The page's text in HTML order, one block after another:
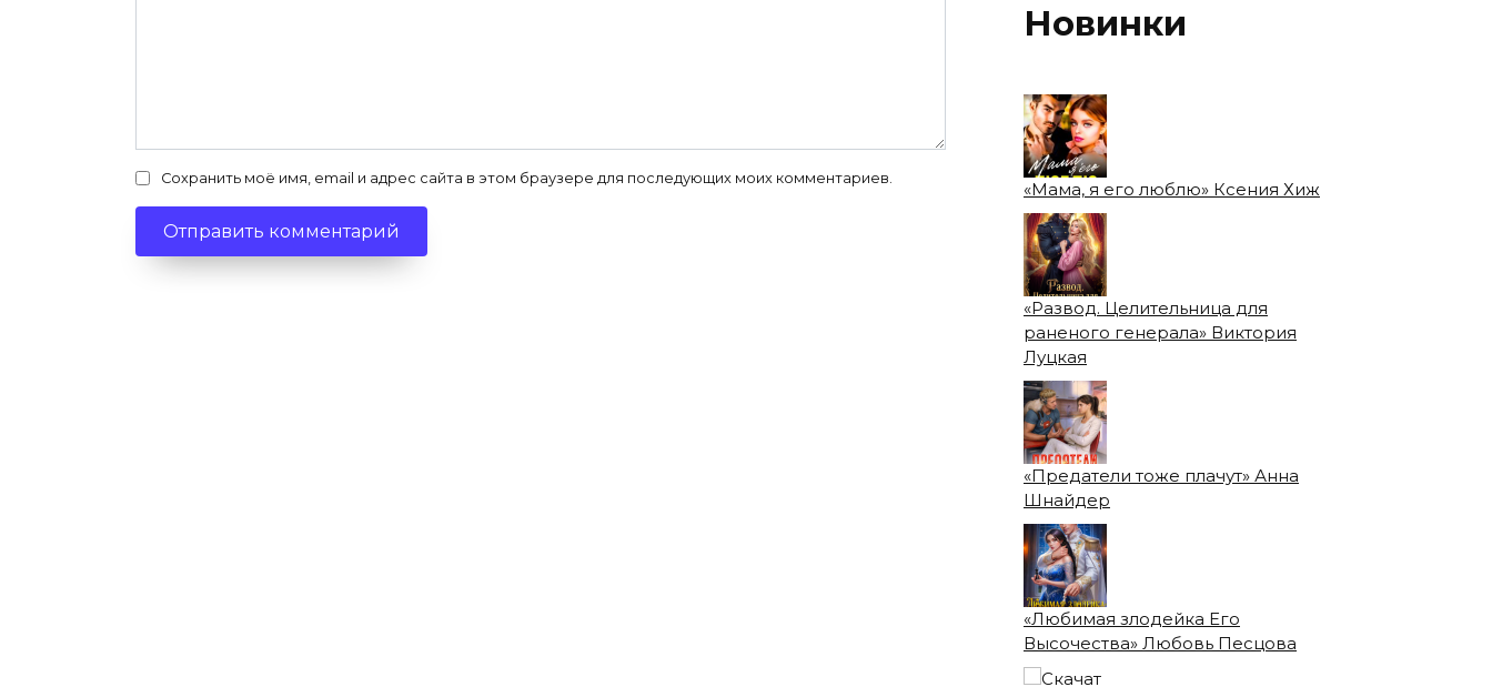
Сохранить моё имя, email и адрес сайта в этом браузере для последующих моих комментариев.
Новинки
«Мама, я его люблю» Ксения Хиж
«Развод. Целительница для
раненого генерала» Виктория
Луцкая
«Предатели тоже плачут» Анна
Шнайдер
«Любимая злодейка Его
Высочества» Любовь Песцова